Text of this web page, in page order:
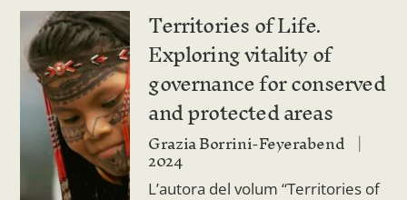
Territories of Life.
Exploring vitality of
governance for conserved
and protected areas
Grazia Borrini-Feyerabend
2024
L’autora del volum “Territories of